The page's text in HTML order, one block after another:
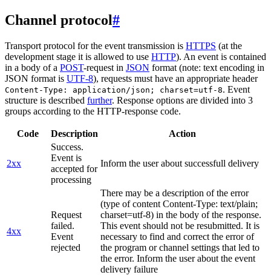
Channel protocol#
Transport protocol for the event transmission is HTTPS (at the
development stage it is allowed to use HTTP). An event is contained
in a body of a POST-request in JSON format (note: text encoding in
JSON format is UTF-8), requests must have an appropriate header
Content-Type: application/json; charset=utf-8. Event
structure is described further. Response options are divided into 3
groups according to the HTTP-response code.
Code Description Action
2xx
Success.
Event is
accepted for
processing
Inform the user about successfull delivery
4xx
Request
failed.
Event
rejected
There may be a description of the error
(type of content Content-Type: text/plain;
charset=utf-8) in the body of the response.
This event should not be resubmitted. It is
necessary to find and correct the error of
the program or channel settings that led to
the error. Inform the user about the event
delivery failure